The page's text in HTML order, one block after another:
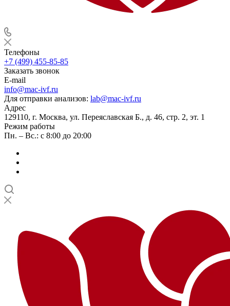
Телефоны
+7 (499) 455-85-85
Заказать звонок
E-mail
info@mac-ivf.ru
Для отправки анализов: lab@mac-ivf.ru
Адрес
129110, г. Москва, ул. Переяславская Б., д. 46, стр. 2, эт. 1
Режим работы
Пн. – Вс.: с 8:00 до 20:00